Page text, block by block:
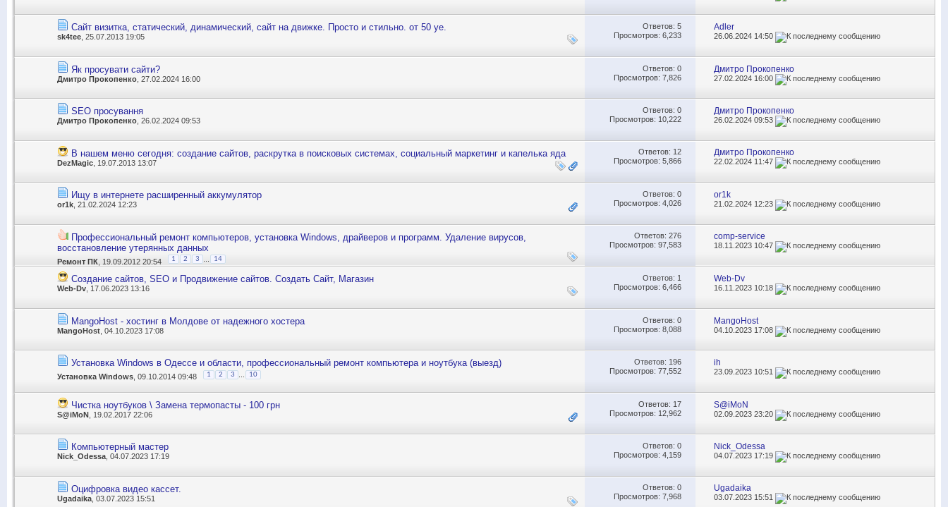
Сайт визитка, статический, динамический, сайт на движке. Просто и стильно. от 50 уе.
sk4tee , 25.07.2013 19:05
Ответов: 5
Просмотров: 6,233
Adler
26.06.2024 14:50
Як просувати сайти?
Дмитро Прокопенко , 27.02.2024 16:00
Ответов: 0
Просмотров: 7,826
Дмитро Прокопенко
27.02.2024 16:00
SEO просування
Дмитро Прокопенко , 26.02.2024 09:53
Ответов: 0
Просмотров: 10,222
Дмитро Прокопенко
26.02.202409:53
В нашем меню сегодня: создание сайтов, раскрутка в поисковых системах, социальный маркетинг и капелька яда
DezMagic , 19.07.2013 13:07
Ответов: 12
Просмотров: 5,866
Дмитро Прокопенко
22.02.202411:47
Ищу в интернете расширенный аккумулятор
or1k , 21.02.2024 12:23
Ответов: 0
Просмотров: 4,026
or1k
21.02.2024 12:23
Профессиональный ремонт компьютеров, установка Windows, драйверов и программ. Удаление вирусов,
восстановление утерянных данных
Ремонт ПК , 19.09.2012 20:54 1 2 3 ... 14
Ответов: 276
Просмотров: 97,583
comp-service
18.11.2023 10:47
Создание сайтов, SEO и Продвижение сайтов. Создать Сайт, Магазин
Web-Dv, 17.06.2023 13:16
Ответов: 1
Просмотров: 6,466
Web-Dv
16.11.2023 10:18
MangoHost - хостинг в Молдове от надежного хостера
MangoHost , 04.10.2023 17:08
Ответов: 0
Просмотров: 8,088
MangoHost
04.10.2023 17:08
Установка Windows в Одессе и области, профессиональный ремонт компьютера и ноутбука (выезд)
Установка Windows , 09.10.2014 09:48 1 2 3 10
Ответов: 196
Просмотров: 77,552
ih
23.09.2023 10:51
Чистка ноутбуков \ Замена термопасты - 100 грн
S@iMoN , 19.02.2017 22:06
Ответов: 17
Просмотров: 12,962
S@iMoN
02.09.202323:20
Компьютерный мастер
Nick_Odessa , 04.07.2023 17:19
Ответов: 0
Просмотров: 4,159
Nick_Odessa
04.07.2023 17:19
Оцифровка видео кассет.
Ugadaika , 03.07.2023 15:51
Ответов: 0
Просмотров: 7,968
Ugadaika
03.07.202315:51